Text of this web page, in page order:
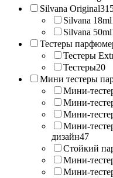
Silvana Original
Silvana 18ml
Silvana 50ml
Тестеры
Тестеры
Тестеры20
Мини тестеры
Мини-
Мини-
Мини-
Мини-
дизайн47
Стойкий
Мини-
Мини-